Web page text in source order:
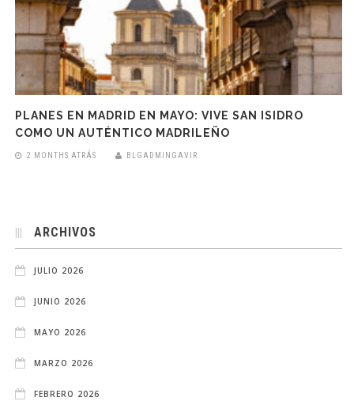
PLANES EN MADRID EN MAYO: VIVE SAN ISIDRO
COMO UN AUTÉNTICO MADRILEÑO
2 MONTHS ATRÁS BLGADMINGAVIR
ARCHIVOS
JULIO 2026
JUNIO 2026
MAYO 2026
MARZO 2026
FEBRERO 2026